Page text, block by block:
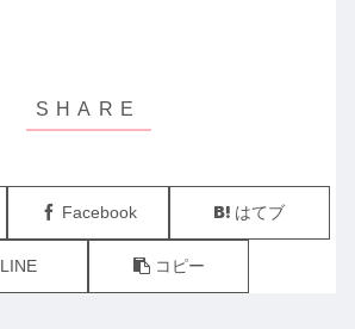
Facebook はてブ
LINE コピー